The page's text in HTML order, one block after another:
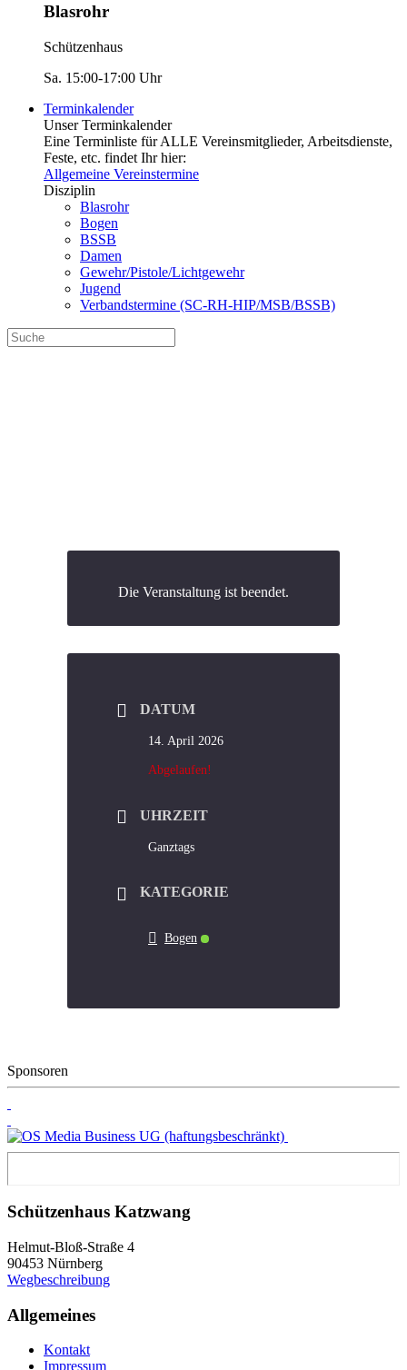
Blasrohr
Schützenhaus
Sa. 15:00-17:00 Uhr
Terminkalender
Unser Terminkalender
Eine Terminliste für ALLE Vereinsmitglieder, Arbeitsdienste,
Feste, etc. findet Ihr hier:
Allgemeine Vereinstermine
Disziplin
Blasrohr
Bogen
BSSB
Damen
Gewehr/Pistole/Lichtgewehr
Jugend
Verbandstermine (SC-RH-HIP/MSB/BSSB)
Die Veranstaltung ist beendet.
DATUM
14. April 2026
Abgelaufen!
UHRZEIT
Ganztags
KATEGORIE
Bogen
Sponsoren
Schützenhaus Katzwang
Helmut-Bloß-Straße 4
90453 Nürnberg
Wegbeschreibung
Allgemeines
Kontakt
Impressum